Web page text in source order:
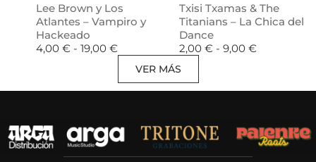
Lee Brown y Los
Atlantes – Vampiro y
Hackeado
4,00 € - 19,00 €
Txisi Txamas & The
Titanians – La Chica del
Dance
2,00 € - 9,00 €
VER MÁS